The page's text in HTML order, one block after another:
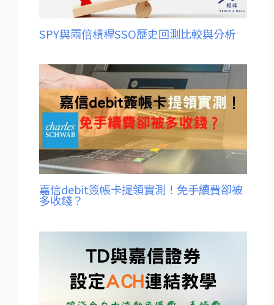
SPY與兩倍槓桿SSO歷史回測比較與分析
嘉信debit簽帳卡提領實測！免手續費卻被
多收錢？